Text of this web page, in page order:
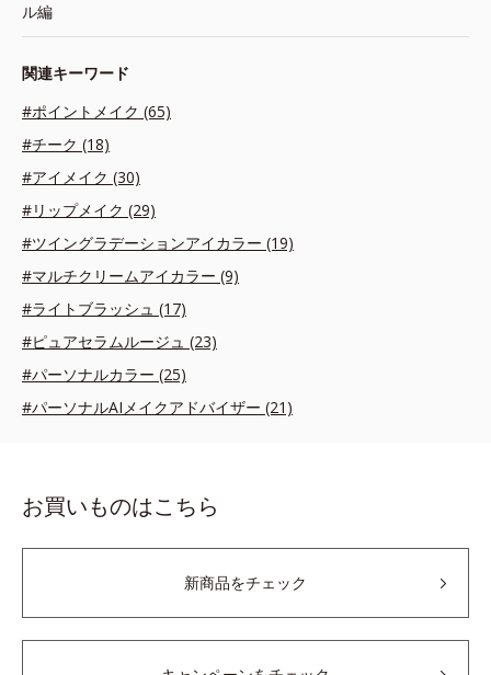
ル編
関連キーワード
#ポイントメイク (65)
#チーク (18)
#アイメイク (30)
#リップメイク (29)
#ツイングラデーションアイカラー (19)
#マルチクリームアイカラー (9)
#ライトブラッシュ (17)
#ピュアセラムルージュ (23)
#パーソナルカラー (25)
#パーソナルAIメイクアドバイザー (21)
お買いものはこちら
新商品をチェック